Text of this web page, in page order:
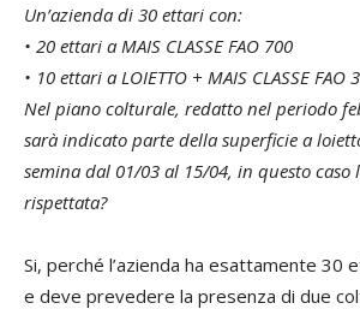
Un’azienda di 30 ettari con:
• 20 ettari a MAIS CLASSE FAO 700
• 10 ettari a LOIETTO + MAIS CLASSE FAO
Nel piano colturale, redatto nel periodo
sarà indicato parte della superficie a
semina dal 01/03 al 15/04, in questo caso
rispettata?
Si, perché l’azienda ha esattamente 30
e deve prevedere la presenza di due